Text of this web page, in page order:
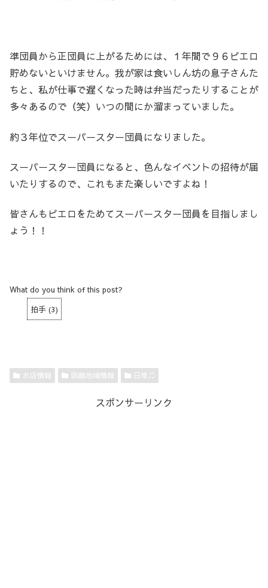
準団員から正団員に上がるためには、１年間で９６ピエロ
貯めないといけません。我が家は食いしん坊の息子さんた
ちと、私が仕事で遅くなった時は弁当だったりすることが
多々あるので（笑）いつの間にか溜まっていました。
約３年位でスーパースター団員になりました。
スーパースター団員になると、色んなイベントの招待が届
いたりするので、これもまた楽しいですよね！
皆さんもピエロをためてスーパースター団員を目指しまし
ょう！！
What do you think of this post?
拍手 (3)
お店情報 函館地域情報 日常♫
スポンサーリンク